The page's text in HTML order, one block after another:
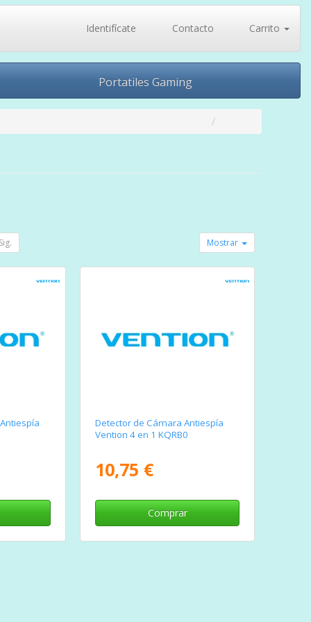
Identifícate Contacto Carrito
Portatiles Gaming
Sig. Mostrar
Detector de Cámara Antiespía
Vention 4 en 1 KQRB0
10,75 €
Comprar